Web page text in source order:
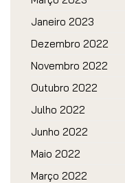
Janeiro 2023
Dezembro 2022
Novembro 2022
Outubro 2022
Julho 2022
Junho 2022
Maio 2022
Março 2022